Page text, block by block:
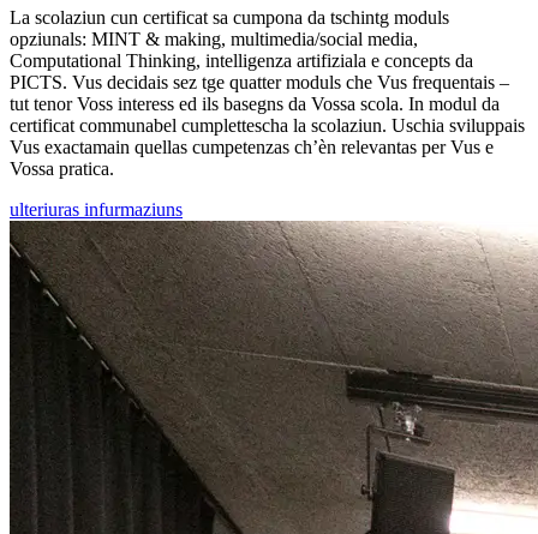
La scolaziun cun certificat sa cumpona da tschintg moduls
opziunals: MINT & making, multimedia/social media,
Computational Thinking, intelligenza artifiziala e concepts da
PICTS. Vus decidais sez tge quatter moduls che Vus frequentais –
tut tenor Voss interess ed ils basegns da Vossa scola. In modul da
certificat communabel cumplettescha la scolaziun. Uschia sviluppais
Vus exactamain quellas cumpetenzas ch’èn relevantas per Vus e
Vossa pratica.
ulteriuras infurmaziuns